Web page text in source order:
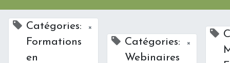
Catégories:
Formations
en
×
Catégories:
Webinaires
×